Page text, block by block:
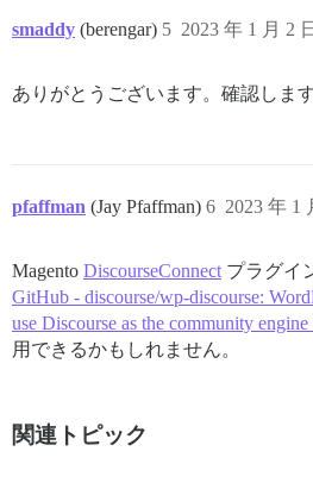
smaddy (berengar) 2023 年 1 月 2
5
ありがとうございます。確認します
pfaffman (Jay Pfaffman) 2023 年 1
6
Magento DiscourseConnect プラグイ
GitHub - discourse/wp-discourse:
use Discourse as the community
用できるかもしれません。
関連トピック